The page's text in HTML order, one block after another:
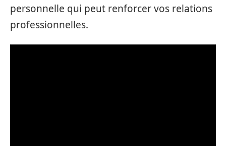
personnelle qui peut renforcer vos relations
professionnelles.